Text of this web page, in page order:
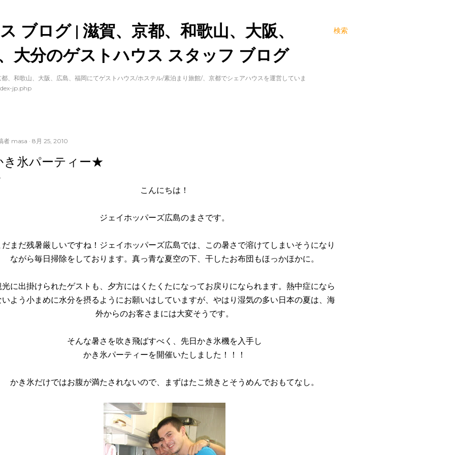
検索
ブログ | 滋賀、京都、和歌山、大阪、
大分のゲストハウス スタッフ ブログ
、和歌山、大阪、広島、福岡にてゲストハウス/ホステル/素泊まり旅館/、京都でシェアハウスを運営していま
jp.php
者 masa 8月 25, 2010
き氷パーティー★
こんにちは！
ジェイホッパーズ広島のまさです。
だまだ残暑厳しいですね！ジェイホッパーズ広島では、この暑さで溶けてしまいそうになり
ながら毎日掃除をしております。真っ青な夏空の下、干したお布団もほっかほかに。
光に出掛けられたゲストも、夕方にはくたくたになってお戻りになられます。熱中症になら
いよう小まめに水分を摂るようにお願いはしていますが、やはり湿気の多い日本の夏は、海
外からのお客さまには大変そうです。
そんな暑さを吹き飛ばすべく、先日かき氷機を入手し
かき氷パーティーを開催いたしました！！！
かき氷だけではお腹が満たされないので、まずはたこ焼きとそうめんでおもてなし。